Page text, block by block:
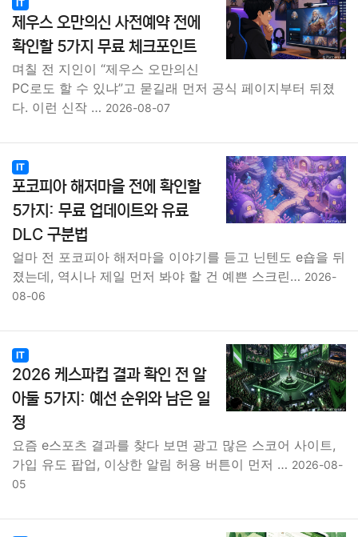
IT
제우스 오만의신 사전예약 전에
확인할 5가지 무료 체크포인트
며칠 전 지인이 “제우스 오만의신
PC로도 할 수 있냐”고 묻길래 먼저 공식 페이지부터 뒤졌
다. 이런 신작 … 2026-08-07
IT
포코피아 해저마을 전에 확인할
5가지: 무료 업데이트와 유료
DLC 구분법
얼마 전 포코피아 해저마을 이야기를 듣고 닌텐도 e숍을 뒤
졌는데, 역시나 제일 먼저 봐야 할 건 예쁜 스크린… 2026-
08-06
IT
2026 케스파컵 결과 확인 전 알
아둘 5가지: 예선 순위와 남은 일
정
요즘 e스포츠 결과를 찾다 보면 광고 많은 스코어 사이트,
가입 유도 팝업, 이상한 알림 허용 버튼이 먼저 … 2026-08-
05